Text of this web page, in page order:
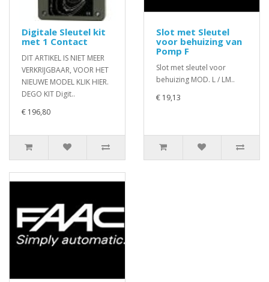
Digitale Sleutel kit
met 1 Contact
DIT ARTIKEL IS NIET MEER
VERKRIJGBAAR, VOOR HET
NIEUWE MODEL KLIK HIER.
DEGO KIT Digit..
€ 196,80
Slot met Sleutel
voor behuizing van
Pomp F
Slot met sleutel voor
behuizing MOD. L / LM..
€ 19,13